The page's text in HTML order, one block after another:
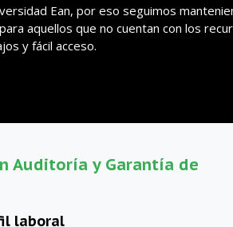
Ean, por eso seguimos
aquellos que no cuentan con los
y fácil acceso.
Auditoría y Garantía de
laboral